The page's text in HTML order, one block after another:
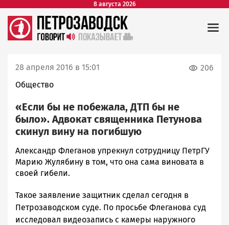
8 августа 2026
28 апреля 2016 в 15:01
Общество
206
«Если бы не побежала, ДТП бы не
было». Адвокат священника Петунова
скинул вину на погибшую
Александр Флеганов упрекнул сотрудницу ПетрГУ
Марию Жулябину в том, что она сама виновата в
своей гибели.
Такое заявление защитник сделал сегодня в
Петрозаводском суде. По просьбе Флеганова суд
исследовал видеозапись с камеры наружного